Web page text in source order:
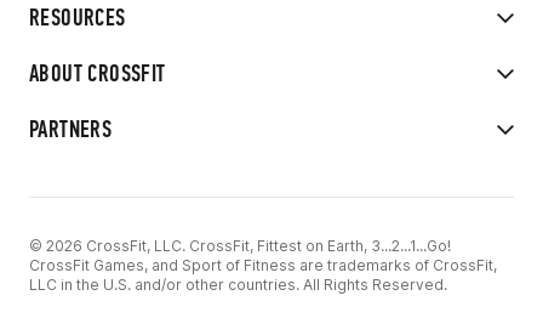
RESOURCES
ABOUT CROSSFIT
PARTNERS
© 2026 CrossFit, LLC. CrossFit, Fittest on Earth, 3...2...1...Go!
CrossFit Games, and Sport of Fitness are trademarks of CrossFit,
LLC in the U.S. and/or other countries. All Rights Reserved.